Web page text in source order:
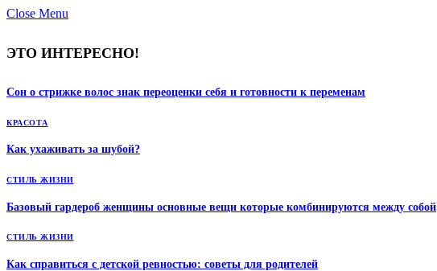
Close Menu
ЭТО ИНТЕРЕСНО!
Сон о стрижке волос знак переоценки себя и готовности к переменам
КРАСОТА
Как ухаживать за шубой?
СТИЛЬ ЖИЗНИ
Базовый гардероб женщины основные вещи которые комбинируются между собой
СТИЛЬ ЖИЗНИ
Как справиться с детской ревностью: советы для родителей